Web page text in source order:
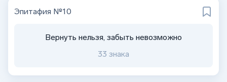
Эпитафия №10
Вернуть нельзя, забыть невозможно
33 знака